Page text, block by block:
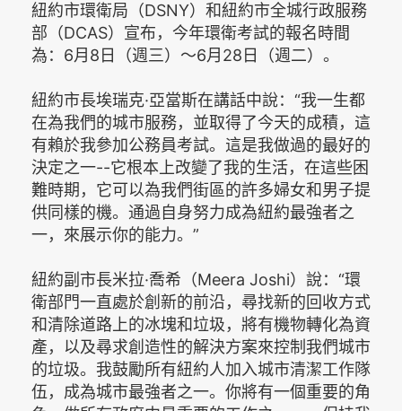
紐約市環衛局（DSNY）和紐約市全城行政服務
部（DCAS）宣布，今年環衛考試的報名時間
為：6月8日（週三）～6月28日（週二）。
紐約市長埃瑞克·亞當斯在講話中說：“我一生都
在為我們的城市服務，並取得了今天的成積，這
有賴於我參加公務員考試。這是我做過的最好的
決定之一--它根本上改變了我的生活，在這些困
難時期，它可以為我們街區的許多婦女和男子提
供同樣的機。通過自身努力成為紐約最強者之
一，來展示你的能力。”
紐約副市長米拉·喬希（Meera Joshi）說：“環
衛部門一直處於創新的前沿，尋找新的回收方式
和清除道路上的冰塊和垃圾，將有機物轉化為資
產，以及尋求創造性的解決方案來控制我們城市
的垃圾。我鼓勵所有紐約人加入城市清潔工作隊
伍，成為城市最強者之一。你將有一個重要的角